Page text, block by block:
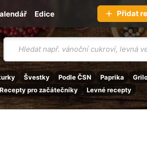
Vyhledávání
Švestky Podle ČSN Paprika
Recepty pro začátečníky Levné recepty
Edice Přidat